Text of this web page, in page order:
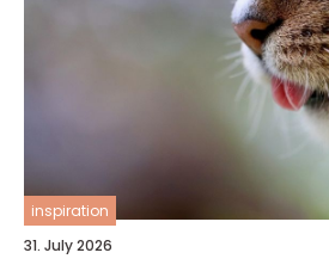
inspiration
31. July 2026